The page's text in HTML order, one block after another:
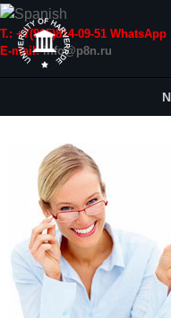
Т.: +7(915)814-09-51 WhatsApp
E-mail:info@p8n.ru